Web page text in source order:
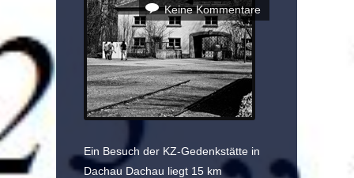
Keine Kommentare
Ein Besuch der KZ-Gedenkstätte in
Dachau Dachau liegt 15 km